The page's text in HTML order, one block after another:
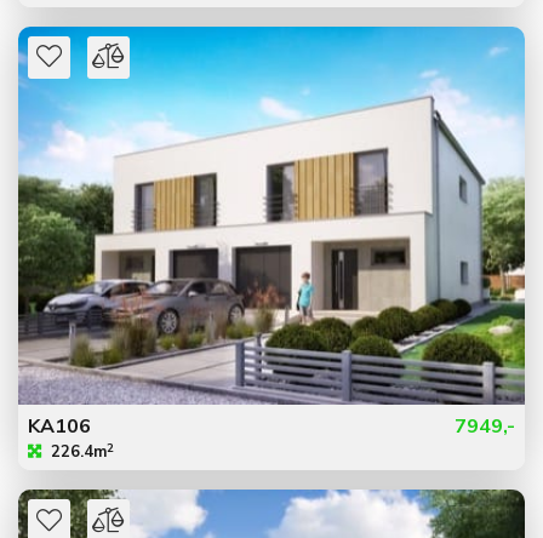
KA106
226.4m2
7949,-